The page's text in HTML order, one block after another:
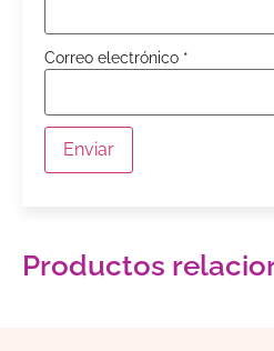
Correo electrónico *
Productos